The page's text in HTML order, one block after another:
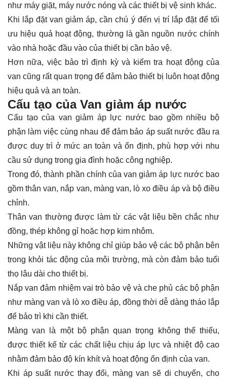
như máy giặt, máy nước nóng và các thiết bị vệ sinh khác.
Khi lắp đặt van giảm áp, cần chú ý đến vị trí lắp đặt để tối
ưu hiệu quả hoạt động, thường là gần nguồn nước chính
vào nhà hoặc đầu vào của thiết bị cần bảo vệ.
Hơn nữa, việc bảo trì định kỳ và kiểm tra hoạt động của
van cũng rất quan trọng để đảm bảo thiết bị luôn hoạt động
hiệu quả và an toàn.
Cấu tạo của Van giảm áp nước
Cấu tạo của van giảm áp lực nước bao gồm nhiều bộ
phận làm việc cùng nhau để đảm bảo áp suất nước đầu ra
được duy trì ở mức an toàn và ổn định, phù hợp với nhu
cầu sử dụng trong gia đình hoặc công nghiệp.
Trong đó, thành phần chính của van giảm áp lực nước bao
gồm thân van, nắp van, màng van, lò xo điều áp và bộ điều
chỉnh.
Thân van thường được làm từ các vật liệu bền chắc như
đồng, thép không gỉ hoặc hợp kim nhôm.
Những vật liệu này không chỉ giúp bảo vệ các bộ phận bên
trong khỏi tác động của môi trường, mà còn đảm bảo tuổi
thọ lâu dài cho thiết bị.
Nắp van đảm nhiệm vai trò bảo vệ và che phủ các bộ phận
như màng van và lò xo điều áp, đồng thời dễ dàng tháo lắp
để bảo trì khi cần thiết.
Màng van là một bộ phận quan trọng không thể thiếu,
được thiết kế từ các chất liệu chịu áp lực và nhiệt độ cao
nhằm đảm bảo độ kín khít và hoạt động ổn định của van.
Khi áp suất nước thay đổi, màng van sẽ di chuyển, cho